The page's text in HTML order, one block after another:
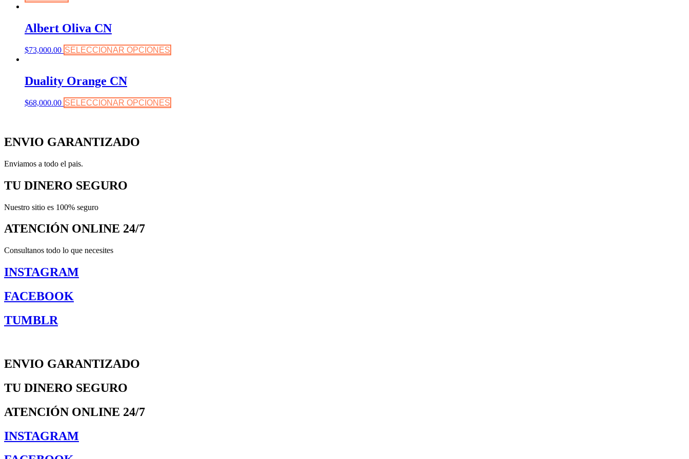
Albert Oliva CN
$73,000.00 SELECCIONAR OPCIONES
Duality Orange CN
$68,000.00 SELECCIONAR OPCIONES
ENVIO GARANTIZADO
Enviamos a todo el pais.
TU DINERO SEGURO
Nuestro sitio es 100% seguro
ATENCIÓN ONLINE 24/7
Consultanos todo lo que necesites
INSTAGRAM
FACEBOOK
TUMBLR
ENVIO GARANTIZADO
TU DINERO SEGURO
ATENCIÓN ONLINE 24/7
INSTAGRAM